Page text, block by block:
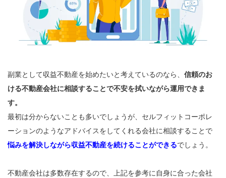
副業として収益不動産を始めたいと考えているのなら、 信頼のお
ける不動産会社に相談することで不安を拭いながら運用できま
す。
最初は分からないことも多いでしょうが、セルフィットコーポレ
ーションのようなアドバイスをしてくれる会社に相談することで
悩みを解決しながら収益不動産を続けることができるでしょう。
不動産会社は多数存在するので、上記を参考に自身に合った会社